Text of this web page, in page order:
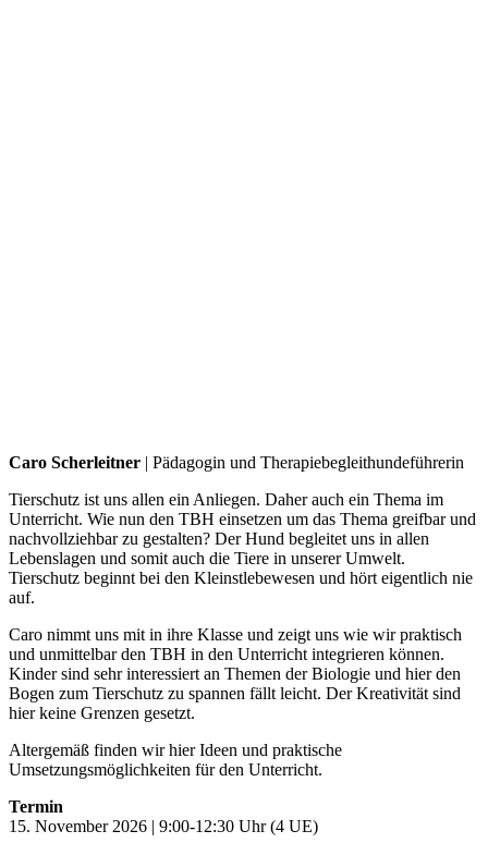
Caro Scherleitner | Pädagogin und Therapiebegleithundeführerin
Tierschutz ist uns allen ein Anliegen. Daher auch ein Thema im
Unterricht. Wie nun den TBH einsetzen um das Thema greifbar und
nachvollziehbar zu gestalten? Der Hund begleitet uns in allen
Lebenslagen und somit auch die Tiere in unserer Umwelt.
Tierschutz beginnt bei den Kleinstlebewesen und hört eigentlich nie
auf.
Caro nimmt uns mit in ihre Klasse und zeigt uns wie wir praktisch
und unmittelbar den TBH in den Unterricht integrieren können.
Kinder sind sehr interessiert an Themen der Biologie und hier den
Bogen zum Tierschutz zu spannen fällt leicht. Der Kreativität sind
hier keine Grenzen gesetzt.
Altergemäß finden wir hier Ideen und praktische
Umsetzungsmöglichkeiten für den Unterricht.
Termin
15. November 2026 | 9:00-12:30 Uhr (4 UE)